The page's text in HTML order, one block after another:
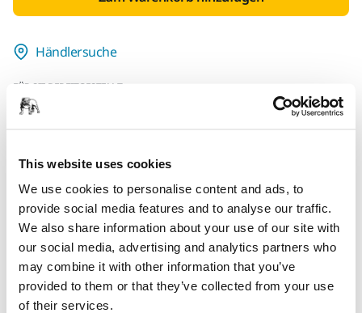
This website uses cookies
We use cookies to personalise content and ads, to
provide social media features and to analyse our traffic.
We also share information about your use of our site with
our social media, advertising and analytics partners who
may combine it with other information that you’ve
provided to them or that they’ve collected from your use
of their services.
Händlersuche
FÜR SIE BEREITGESTELLT
Sichere Bezahlung per Kreditkarte
Sendungsverfolgung
Produktinformationen
Technische Eigenschaften